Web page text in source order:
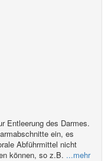
Entleerung des Darmes.
ein, es
Abführmittel nicht
können, so z.B. ...mehr